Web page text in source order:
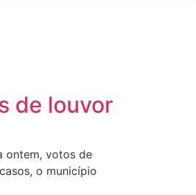
de louvor
ontem, votos de
o município